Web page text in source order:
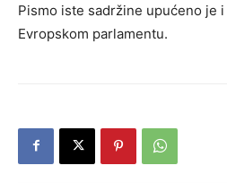
Pismo iste sadržine upućeno je
Evropskom parlamentu.